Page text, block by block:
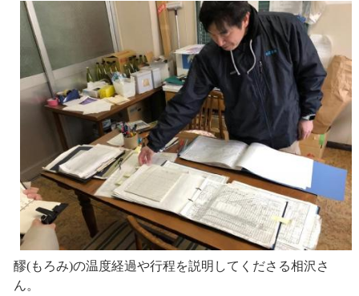
醪(もろみ)の温度経過や行程を説明してくださる相沢さ
ん。